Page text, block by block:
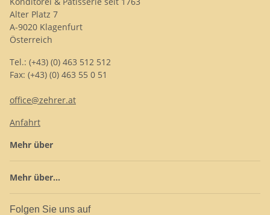
Alter Platz 7
A-9020 Klagenfurt
Österreich
Tel.: (+43) (0) 463 512 512
Fax: (+43) (0) 463 55 0 51
office@zehrer.at
Anfahrt
Mehr über
Mehr über...
Folgen Sie uns auf